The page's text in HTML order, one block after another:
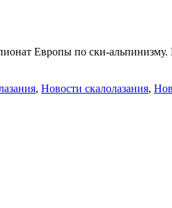
Европы по ски-
, Новости скалолазания,